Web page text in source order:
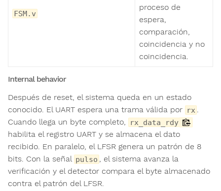
FSM.v
proceso de
espera,
comparación,
coincidencia y no
coincidencia.
Internal behavior
Después de reset, el sistema queda en un estado
conocido. El UART espera una trama válida por rx
Cuando llega un byte completo,
rx_data_rdy
habilita el registro UART y se almacena el dato
recibido. En paralelo, el LFSR genera un patrón de 8
bits. Con la señal pulso
, el sistema avanza la
verificación y el detector compara el byte almacenado
contra el patrón del LFSR.